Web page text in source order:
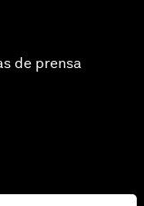
de prensa